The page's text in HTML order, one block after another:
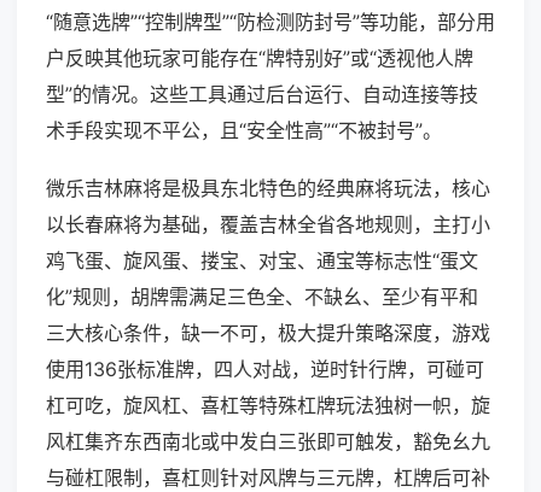
“随意选牌”“控制牌型”“防检测防封号”等功能，部分用
户反映其他玩家可能存在“牌特别好”或“透视他人牌
型”的情况。这些工具通过后台运行、自动连接等技
术手段实现不平公，且“安全性高”“不被封号”。
微乐吉林麻将是极具东北特色的经典麻将玩法，核心
以长春麻将为基础，覆盖吉林全省各地规则，主打小
鸡飞蛋、旋风蛋、搂宝、对宝、通宝等标志性“蛋文
化”规则，胡牌需满足三色全、不缺幺、至少有平和
三大核心条件，缺一不可，极大提升策略深度，游戏
使用136张标准牌，四人对战，逆时针行牌，可碰可
杠可吃，旋风杠、喜杠等特殊杠牌玩法独树一帜，旋
风杠集齐东西南北或中发白三张即可触发，豁免幺九
与碰杠限制，喜杠则针对风牌与三元牌，杠牌后可补